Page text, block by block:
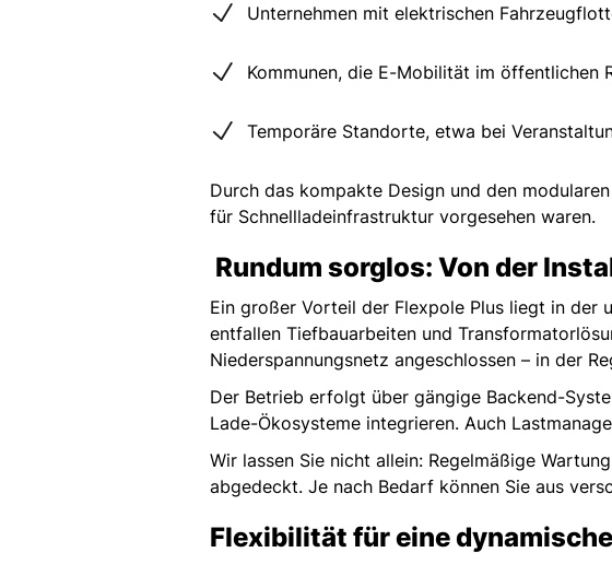
Unternehmen mit elektrischen
Kommunen, die E-Mobilität im öffentlichen
Temporäre Standorte, etwa bei
Durch das kompakte Design und den
für Schnellladeinfrastruktur vorgesehen waren.
Rundum sorglos: Von der
Ein großer Vorteil der Flexpole Plus liegt in der
entfallen Tiefbauarbeiten und
Niederspannungsnetz angeschlossen – in der
Der Betrieb erfolgt über gängige Backend-
Lade-Ökosysteme integrieren. Auch
Wir lassen Sie nicht allein: Regelmäßige
abgedeckt. Je nach Bedarf können Sie aus
Flexibilität für eine